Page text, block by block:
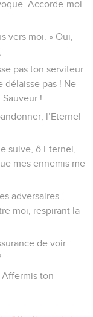
Accorde-moi
vers moi. » Oui,
pas ton serviteur
délaisse pas ! Ne
!
l’Eternel
suive, ô Eternel,
mes ennemis me
adversaires
moi, respirant la
de voir
Affermis ton